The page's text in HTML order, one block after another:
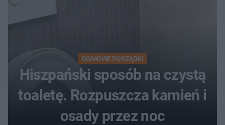
DOMOWE PORZĄDKI
Hiszpański sposób na czystą
toaletę. Rozpuszcza kamień i
osady przez noc